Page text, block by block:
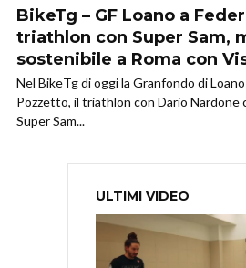
BikeTg – GF Loano a
triathlon con Super Sam,
sostenibile a Roma con
Nel BikeTg di oggi la Granfondo di
Pozzetto, il triathlon con Dario Nardone
Super Sam...
ULTIMI VIDEO